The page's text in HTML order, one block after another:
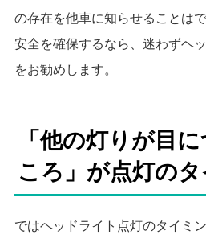
の存在を他車に知らせることは
安全を確保するなら、迷わずヘ
をお勧めします。
「他の灯りが目
ころ」が点灯の
ではヘッドライト点灯のタイミ